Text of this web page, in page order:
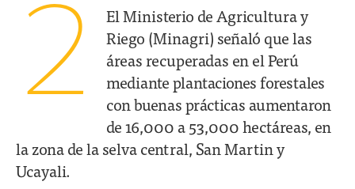
2
El Ministerio de Agricultura y
Riego (Minagri) señaló que las
áreas recuperadas en el Perú
mediante plantaciones forestales
con buenas prácticas aumentaron
de 16,000 a 53,000 hectáreas, en
la zona de la selva central, San Martin y
Ucayali.